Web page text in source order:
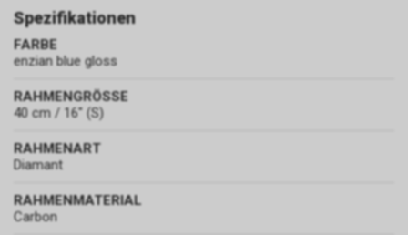
Spezifikationen
FARBE
enzian blue gloss
RAHMENGRÖSSE
40 cm / 16" (S)
RAHMENART
Diamant
RAHMENMATERIAL
Carbon